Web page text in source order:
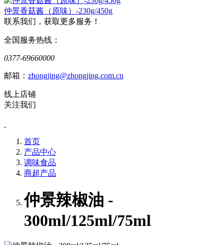
仲景香菇酱（原味）-230g/450g
联系我们，获取更多服务！
全国服务热线：
0377-69660000
邮箱： zhongjing@zhongjing.com.cn
线上店铺
关注我们
首页
产品中心
调味食品
商超产品
仲景辣椒油 -
300ml/125ml/75ml